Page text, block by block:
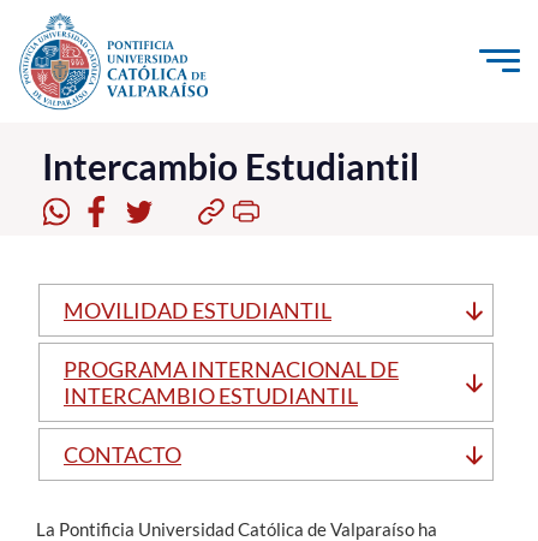
Click acá para ir directamente al contenido
La Universidad
Investigación, Creación e Innovación
Vinculación con el Medio
Admisión
Pregrado
Postgrado
Formación Continua
Intercambio Estudiantil
MOVILIDAD ESTUDIANTIL
PROGRAMA INTERNACIONAL DE
INTERCAMBIO ESTUDIANTIL
CONTACTO
La Pontificia Universidad Católica de Valparaíso ha